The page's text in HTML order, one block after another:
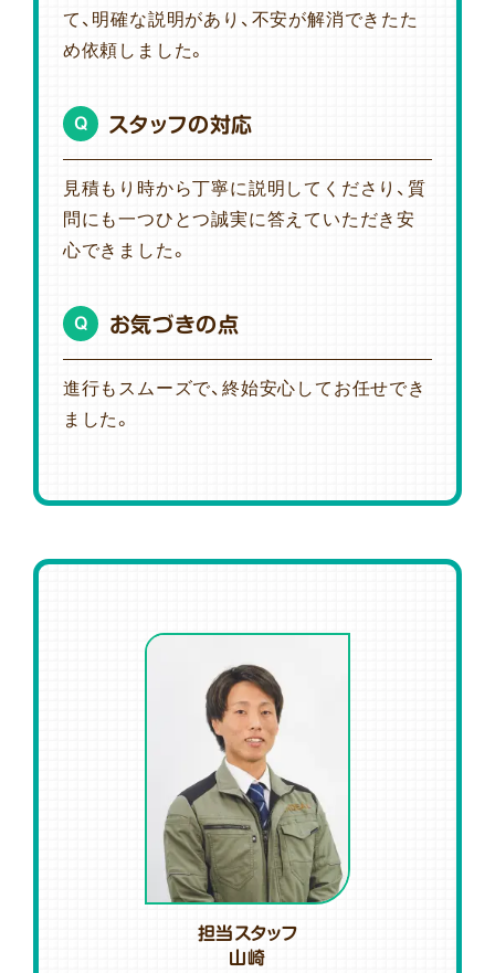
て、明確な説明があり、不安が解消できたた
め依頼しました。
Q スタッフの対応
見積もり時から丁寧に説明してくださり、質
問にも一つひとつ誠実に答えていただき安
心できました。
Q お気づきの点
進行もスムーズで、終始安心してお任せでき
ました。
担当スタッフ
山崎